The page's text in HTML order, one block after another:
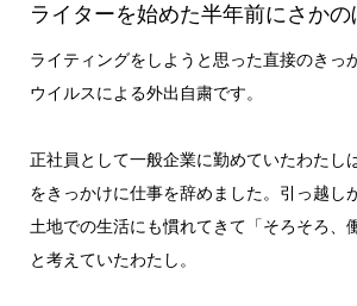
ライターを始めた半年前にさか
ライティングをしようと思った直接のきっ
ウイルスによる外出自粛です。
正社員として一般企業に勤めていたわたし
をきっかけに仕事を辞めました。引っ越し
土地での生活にも慣れてきて「そろそろ、
と考えていたわたし。